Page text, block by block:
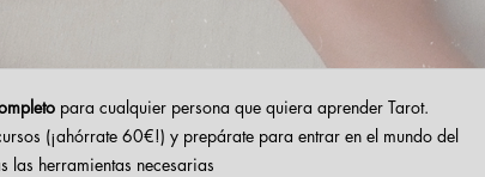
para cualquier persona que quiera aprender Tarot.
(¡ahórrate 60€!) y prepárate para entrar en el mundo del
las herramientas necesarias